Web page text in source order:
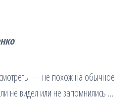
:
— не похож на обычное
не видел или не запомнились …